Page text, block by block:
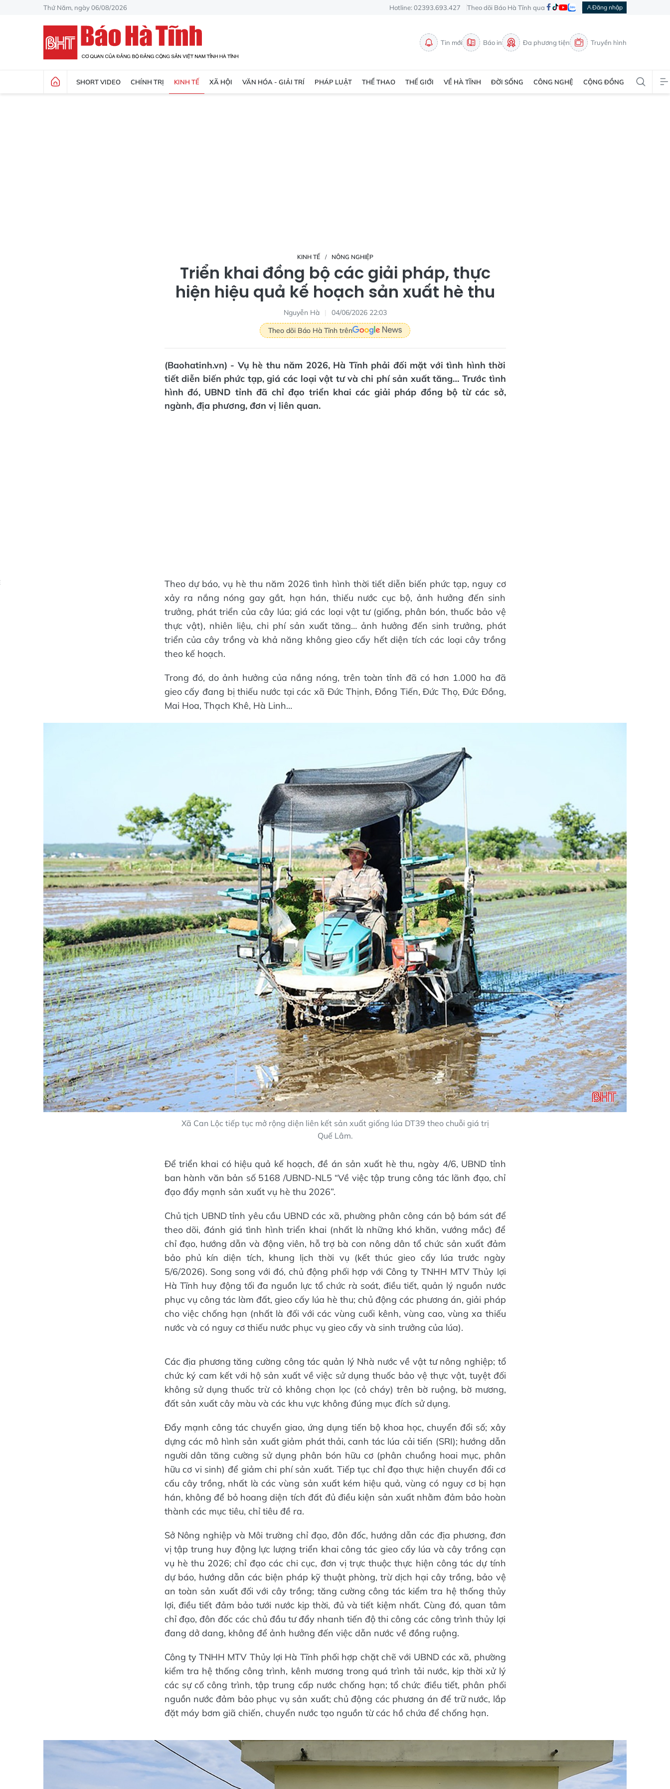
Thứ Năm, ngày 06/08/2026 Hotline: 02393.693.427 Theo dõi Báo Hà Tĩnh qua Đăng nhập
Tin mới Báo in Đa phương tiện Truyền hình
SHORT VIDEO CHÍNH TRỊ KINH TẾ XÃ HỘI VĂN HÓA - GIẢI TRÍ PHÁP LUẬT THỂ THAO THẾ GIỚI VỀ HÀ TĨNH ĐỜI SỐNG CÔNG NGHỆ CỘNG ĐỒNG
KINH TẾ NÔNG NGHIỆP
Triển khai đồng bộ các giải pháp, thực
hiện hiệu quả kế hoạch sản xuất hè thu
Nguyễn Hà
04/06/2026 22:03
Theo dõi Báo Hà Tĩnh trên
(Baohatinh.vn) - Vụ hè thu năm 2026, Hà Tĩnh phải đối mặt với tình hình thời
tiết diễn biến phức tạp, giá các loại vật tư và chi phí sản xuất tăng… Trước tình
hình đó, UBND tỉnh đã chỉ đạo triển khai các giải pháp đồng bộ từ các sở,
ngành, địa phương, đơn vị liên quan.
Theo dự báo, vụ hè thu năm 2026 tình hình thời tiết diễn biến phức tạp, nguy cơ
xảy ra nắng nóng gay gắt, hạn hán, thiếu nước cục bộ, ảnh hưởng đến sinh
trưởng, phát triển của cây lúa; giá các loại vật tư (giống, phân bón, thuốc bảo vệ
thực vật), nhiên liệu, chi phí sản xuất tăng… ảnh hưởng đến sinh trưởng, phát
triển của cây trồng và khả năng không gieo cấy hết diện tích các loại cây trồng
theo kế hoạch.
Trong đó, do ảnh hưởng của nắng nóng, trên toàn tỉnh đã có hơn 1.000 ha đã
gieo cấy đang bị thiếu nước tại các xã Đức Thịnh, Đồng Tiến, Đức Thọ, Đức Đồng,
Mai Hoa, Thạch Khê, Hà Linh…
Xã Can Lộc tiếp tục mở rộng diện liên kết sản xuất giống lúa DT39 theo chuỗi giá trị
Quế Lâm.
Để triển khai có hiệu quả kế hoạch, đề án sản xuất hè thu, ngày 4/6, UBND tỉnh
ban hành văn bản số 5168 /UBND-NL5 “Về việc tập trung công tác lãnh đạo, chỉ
đạo đẩy mạnh sản xuất vụ hè thu 2026”.
Chủ tịch UBND tỉnh yêu cầu UBND các xã, phường phân công cán bộ bám sát để
theo dõi, đánh giá tình hình triển khai (nhất là những khó khăn, vướng mắc) để
chỉ đạo, hướng dẫn và động viên, hỗ trợ bà con nông dân tổ chức sản xuất đảm
bảo phủ kín diện tích, khung lịch thời vụ (kết thúc gieo cấy lúa trước ngày
5/6/2026). Song song với đó, chủ động phối hợp với Công ty TNHH MTV Thủy lợi
Hà Tĩnh huy động tối đa nguồn lực tổ chức rà soát, điều tiết, quản lý nguồn nước
phục vụ công tác làm đất, gieo cấy lúa hè thu; chủ động các phương án, giải pháp
cho việc chống hạn (nhất là đối với các vùng cuối kênh, vùng cao, vùng xa thiếu
nước và có nguy cơ thiếu nước phục vụ gieo cấy và sinh trưởng của lúa).
Các địa phương tăng cường công tác quản lý Nhà nước về vật tư nông nghiệp; tổ
chức ký cam kết với hộ sản xuất về việc sử dụng thuốc bảo vệ thực vật, tuyệt đối
không sử dụng thuốc trừ cỏ không chọn lọc (cỏ cháy) trên bờ ruộng, bờ mương,
đất sản xuất cây màu và các khu vực không đúng mục đích sử dụng.
Đẩy mạnh công tác chuyển giao, ứng dụng tiến bộ khoa học, chuyển đổi số; xây
dựng các mô hình sản xuất giảm phát thải, canh tác lúa cải tiến (SRI); hướng dẫn
người dân tăng cường sử dụng phân bón hữu cơ (phân chuồng hoai mục, phân
hữu cơ vi sinh) để giảm chi phí sản xuất. Tiếp tục chỉ đạo thực hiện chuyển đổi cơ
cấu cây trồng, nhất là các vùng sản xuất kém hiệu quả, vùng có nguy cơ bị hạn
hán, không để bỏ hoang diện tích đất đủ điều kiện sản xuất nhằm đảm bảo hoàn
thành các mục tiêu, chỉ tiêu đề ra.
Sở Nông nghiệp và Môi trường chỉ đạo, đôn đốc, hướng dẫn các địa phương, đơn
vị tập trung huy động lực lượng triển khai công tác gieo cấy lúa và cây trồng cạn
vụ hè thu 2026; chỉ đạo các chi cục, đơn vị trực thuộc thực hiện công tác dự tính
dự báo, hướng dẫn các biện pháp kỹ thuật phòng, trừ dịch hại cây trồng, bảo vệ
an toàn sản xuất đối với cây trồng; tăng cường công tác kiểm tra hệ thống thủy
lợi, điều tiết đảm bảo tưới nước kịp thời, đủ và tiết kiệm nhất. Cùng đó, quan tâm
chỉ đạo, đôn đốc các chủ đầu tư đẩy nhanh tiến độ thi công các công trình thủy lợi
đang dở dang, không để ảnh hưởng đến việc dẫn nước về đồng ruộng.
Công ty TNHH MTV Thủy lợi Hà Tĩnh phối hợp chặt chẽ với UBND các xã, phường
kiểm tra hệ thống công trình, kênh mương trong quá trình tải nước, kịp thời xử lý
các sự cố công trình, tập trung cấp nước chống hạn; tổ chức điều tiết, phân phối
nguồn nước đảm bảo phục vụ sản xuất; chủ động các phương án để trữ nước, lắp
đặt máy bơm giã chiến, chuyển nước tạo nguồn từ các hồ chứa để chống hạn.